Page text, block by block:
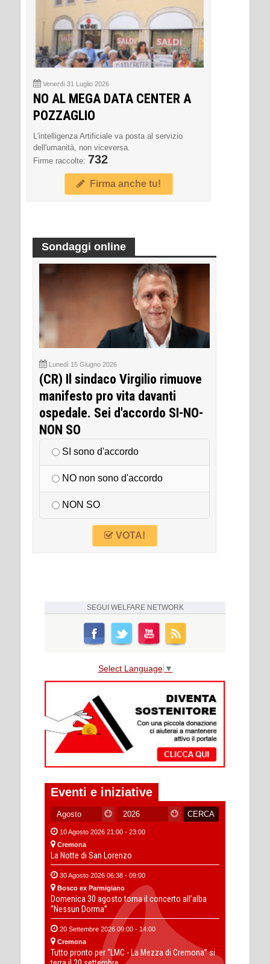
Venerdì 31 Luglio 2026
NO AL MEGA DATA CENTER A
POZZAGLIO
L'intelligenza Artificiale va posta al servizio
dell'umanità, non viceversa.
Firme raccolte: 732
Firma anche tu!
Sondaggi online
Lunedì 15 Giugno 2026
(CR) Il sindaco Virgilio rimuove
manifesto pro vita davanti
ospedale. Sei d'accordo SI-NO-
NON SO
SI sono d'accordo
NO non sono d'accordo
NON SO
VOTA!
SEGUI WELFARE NETWORK
Select Language ▼
Eventi e iniziative
10 Agosto 2026 21:00 - 23:00
Cremona
La Notte di San Lorenzo
30 Agosto 2026 06:38 - 09:00
Bosco ex Parmigiano
Domenica 30 agosto torna il concerto all’alba
“Nessun Dorma”
20 Settembre 2026 09:00 - 14:00
Cremona
Tutto pronto per “LMC - La Mezza di Cremona” si